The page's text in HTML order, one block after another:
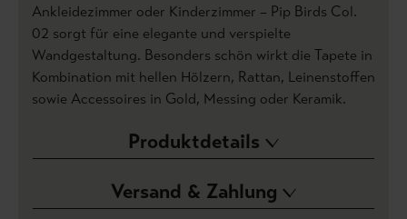
Ankleidezimmer oder Kinderzimmer – Pip Birds Col.
02 sorgt für eine elegante und verspielte
Wandgestaltung. Besonders schön wirkt die Tapete in
Kombination mit hellen Hölzern, Rattan, Leinenstoffen
sowie Accessoires in Gold, Messing oder Keramik.
Produktdetails
Versand & Zahlung